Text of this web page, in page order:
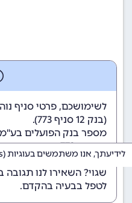
לשימושכם, פרטי סניף
(בנק 12
סניף 773).
מספר בנק הפועלים בע"מ
רם הוא 773.
הנתונים מתעדכנים
שגוי? השאירו לנו
לטפל בבעיה בהקדם.
לידיעתך, אנו משתמשים בעוגיות (cookies) באתר זה.